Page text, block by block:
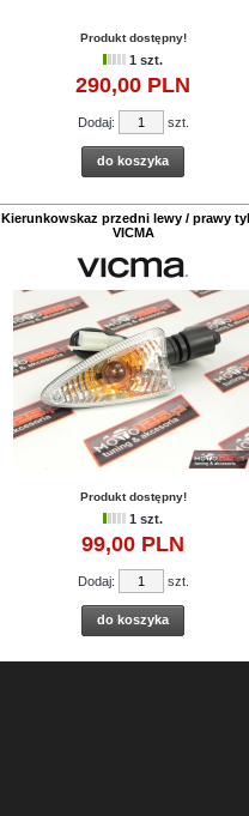
Produkt dostępny!
1 szt.
290,00 PLN
Dodaj: szt.
do koszyka
Kierunkowskaz przedni lewy / prawy
VICMA
Produkt dostępny!
1 szt.
99,00 PLN
Dodaj: szt.
do koszyka